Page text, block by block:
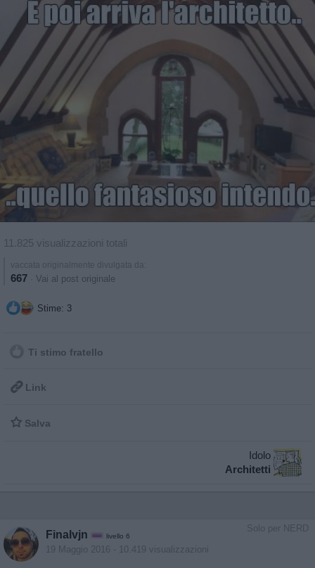
11.825 visualizzazioni totali
vaccata originalmente divulgata da:
667 Vai al post originale
Stime: 3
Ti stimo fratello
 Link
 Salva
Idolo
Architetti
Solo per NERD
Finalvjn livello 6
19 Maggio 2016 - 10.419 visualizzazioni